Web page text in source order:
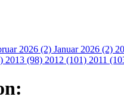
2026 (2) Januar 2026 (2)
2013 (98) 2012 (101) 2011